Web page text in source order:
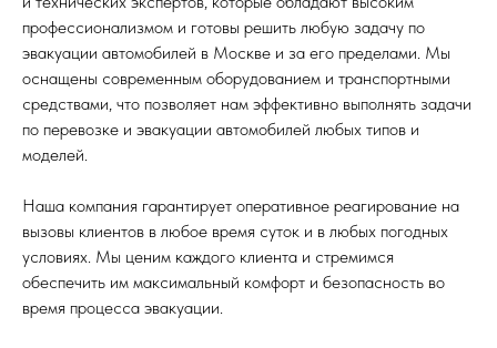
профессионализмом и готовы решить любую задачу по
эвакуации автомобилей в Москве и за его пределами. Мы
оснащены современным оборудованием и транспортными
средствами, что позволяет нам эффективно выполнять задачи
по перевозке и эвакуации автомобилей любых типов и
моделей.
Наша компания гарантирует оперативное реагирование на
вызовы клиентов в любое время суток и в любых погодных
условиях. Мы ценим каждого клиента и стремимся
обеспечить им максимальный комфорт и безопасность во
время процесса эвакуации.